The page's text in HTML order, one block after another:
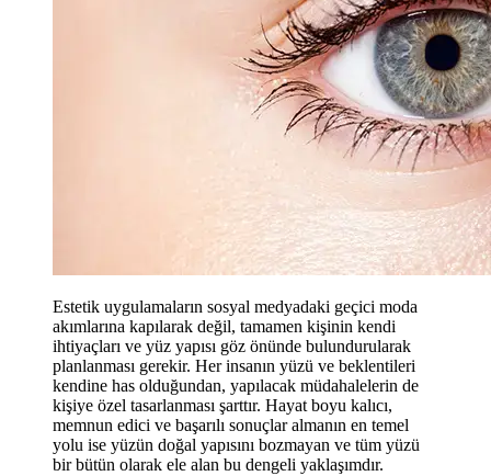
Estetik uygulamaların sosyal medyadaki geçici moda
akımlarına kapılarak değil, tamamen kişinin kendi
ihtiyaçları ve yüz yapısı göz önünde bulundurularak
planlanması gerekir. Her insanın yüzü ve beklentileri
kendine has olduğundan, yapılacak müdahalelerin de
kişiye özel tasarlanması şarttır. Hayat boyu kalıcı,
memnun edici ve başarılı sonuçlar almanın en temel
yolu ise yüzün doğal yapısını bozmayan ve tüm yüzü
bir bütün olarak ele alan bu dengeli yaklaşımdır.